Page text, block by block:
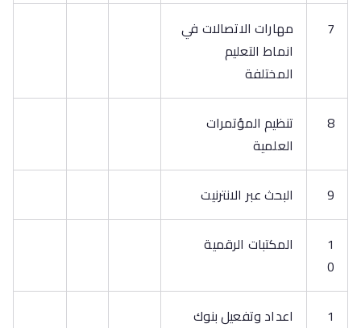
7
مهارات الاتصالات في
انماط التعليم
المختلفة
8
تنظيم المؤتمرات
العلمية
9 البحث عبر الانترنيت
1
0
المكتبات الرقمية
1
اعداد وتفعيل بنوك